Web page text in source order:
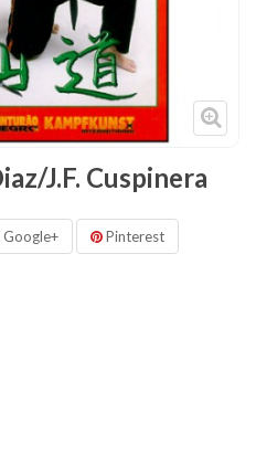
J.F. Cuspinera
Google+ Pinterest